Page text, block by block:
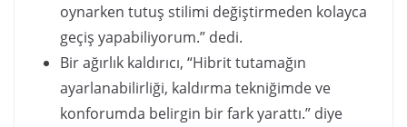
oynarken tutuş stilimi değiştirmeden kolayca
geçiş yapabiliyorum.” dedi.
Bir ağırlık kaldırıcı, “Hibrit tutamağın
ayarlanabilirliği, kaldırma tekniğimde ve
konforumda belirgin bir fark yarattı.” diye